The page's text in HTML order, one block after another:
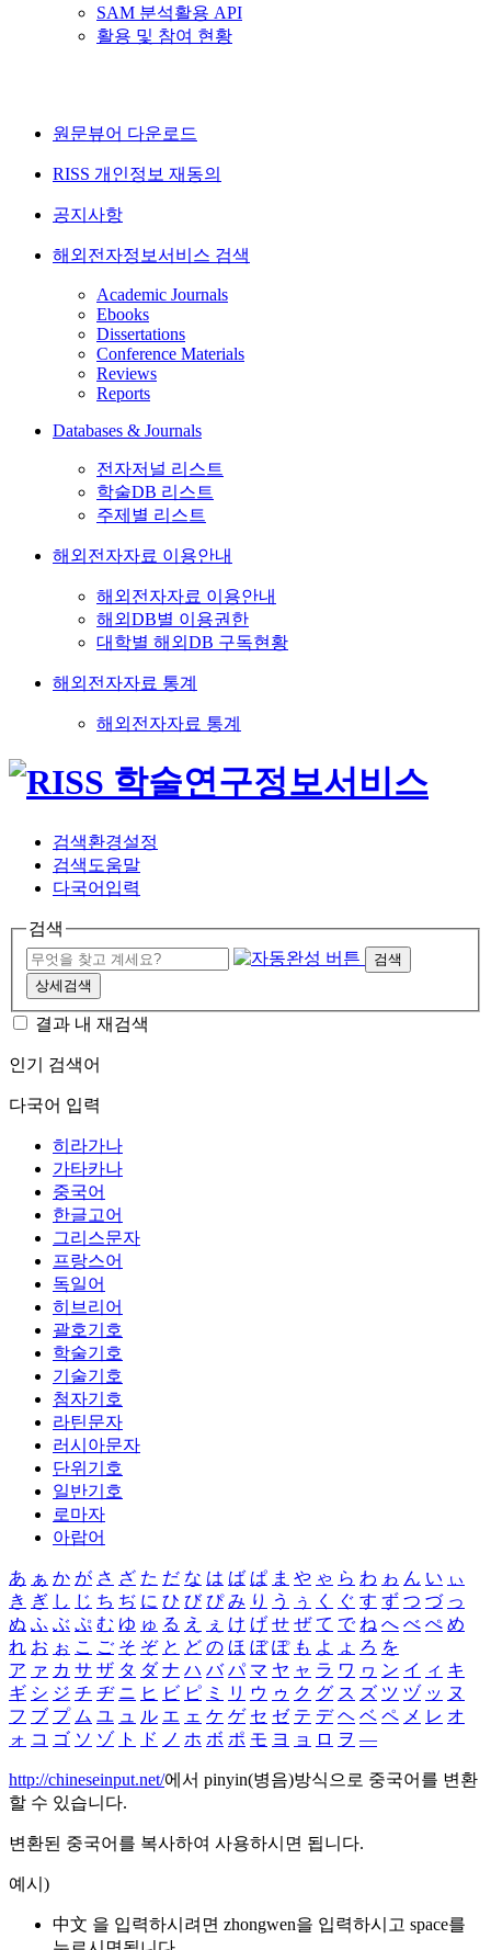
SAM 분석활용 API
활용 및 참여 현황
원문뷰어 다운로드
RISS 개인정보 재동의
공지사항
해외전자정보서비스 검색
Academic Journals
Ebooks
Dissertations
Conference Materials
Reviews
Reports
Databases & Journals
전자저널 리스트
학술DB 리스트
주제별 리스트
해외전자자료 이용안내
해외전자자료 이용안내
해외DB별 이용권한
대학별 해외DB 구독현황
해외전자자료 통계
해외전자자료 통계
검색환경설정
검색도움말
다국어입력
검색
검색
상세검색
결과 내 재검색
인기 검색어
다국어 입력
히라가나
가타카나
중국어
한글고어
그리스문자
프랑스어
독일어
히브리어
괄호기호
학술기호
기술기호
첨자기호
라틴문자
러시아문자
단위기호
일반기호
로마자
아랍어
あ ぁ か が さ ざ た だ な は ば ぱ ま や ゃ ら わ ゎ ん い ぃ
き ぎ し じ ち ぢ に ひ び ぴ み り う ぅ く ぐ す ず つ づ っ
ぬ ふ ぶ ぷ む ゆ ゅ る え ぇ け げ せ ぜ て で ね へ べ ぺ め
れ お ぉ こ ご そ ぞ と ど の ほ ぼ ぽ も よ ょ ろ を
ア ァ カ サ ザ タ ダ ナ ハ バ パ マ ヤ ャ ラ ワ ヮ ン イ ィ キ
ギ シ ジ チ ヂ ニ ヒ ビ ピ ミ リ ウ ゥ ク グ ス ズ ツ ヅ ッ ヌ
フ ブ プ ム ユ ュ ル エ ェ ケ ゲ セ ゼ テ デ ヘ ベ ペ メ レ オ
ォ コ ゴ ソ ゾ ト ド ノ ホ ボ ポ モ ヨ ョ ロ ヲ ―
http://chineseinput.net/에서 pinyin(병음)방식으로 중국어를 변환
할 수 있습니다.
변환된 중국어를 복사하여 사용하시면 됩니다.
예시)
中文 을 입력하시려면 zhongwen을 입력하시고 space를